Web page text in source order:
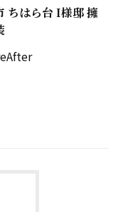
ちはら台 I様邸 擁